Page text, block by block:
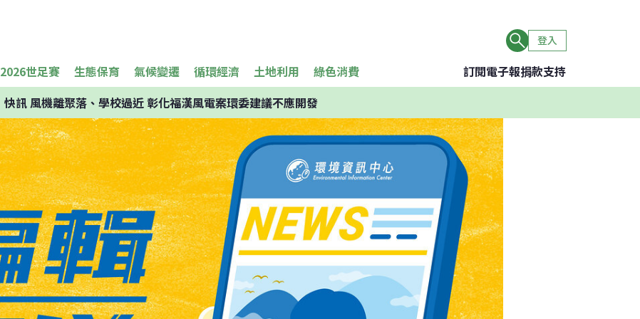
登入
2026世足賽 生態保育 氣候變遷 循環經濟 土地利用 綠色消費 訂閱電子報捐款支持
快訊風機離聚落、學校過近 彰化福漢風電案環委建議不應開發